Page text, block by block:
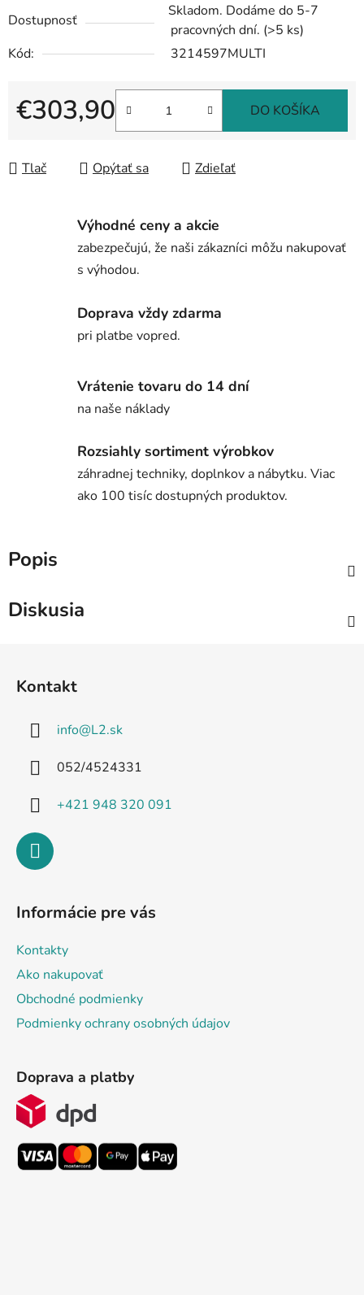
Dostupnosť
Skladom. Dodáme do 5-7
pracovných dní. (>5 ks)
Kód:
3214597MULTI
€303,90 DO KOŠÍKA
Tlač Opýtať sa Zdieľať
Výhodné ceny a akcie
zabezpečujú, že naši zákazníci môžu nakupovať
s výhodou.
Doprava vždy zdarma
pri platbe vopred.
Vrátenie tovaru do 14 dní
na naše náklady
Rozsiahly sortiment výrobkov
záhradnej techniky, doplnkov a nábytku. Viac
ako 100 tisíc dostupných produktov.
Popis
Diskusia
Kontakt
info@L2.sk
052/4524331
+421 948 320 091
Informácie pre vás
Kontakty
Ako nakupovať
Obchodné podmienky
Podmienky ochrany osobných údajov
Doprava a platby